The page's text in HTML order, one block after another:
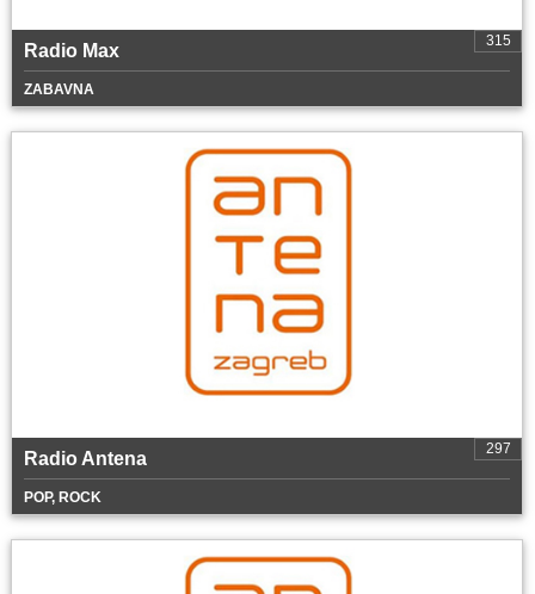
315
Radio Max
ZABAVNA
297
Radio Antena
POP, ROCK